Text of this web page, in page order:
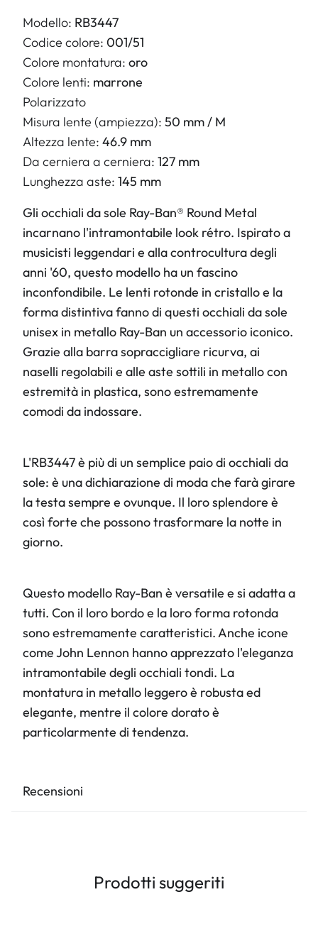
Modello: RB3447
Codice colore: 001/51
Colore montatura: oro
Colore lenti: marrone
Polarizzato
Misura lente (ampiezza): 50 mm / M
Altezza lente: 46.9 mm
Da cerniera a cerniera: 127 mm
Lunghezza aste: 145 mm
Gli occhiali da sole Ray-Ban® Round Metal
incarnano l'intramontabile look rétro. Ispirato a
musicisti leggendari e alla controcultura degli
anni '60, questo modello ha un fascino
inconfondibile. Le lenti rotonde in cristallo e la
forma distintiva fanno di questi occhiali da sole
unisex in metallo Ray-Ban un accessorio iconico.
Grazie alla barra sopraccigliare ricurva, ai
naselli regolabili e alle aste sottili in metallo con
estremità in plastica, sono estremamente
comodi da indossare.
L'RB3447 è più di un semplice paio di occhiali da
sole: è una dichiarazione di moda che farà girare
la testa sempre e ovunque. Il loro splendore è
così forte che possono trasformare la notte in
giorno.
Questo modello Ray-Ban è versatile e si adatta a
tutti. Con il loro bordo e la loro forma rotonda
sono estremamente caratteristici. Anche icone
come John Lennon hanno apprezzato l'eleganza
intramontabile degli occhiali tondi. La
montatura in metallo leggero è robusta ed
elegante, mentre il colore dorato è
particolarmente di tendenza.
Recensioni
Prodotti suggeriti